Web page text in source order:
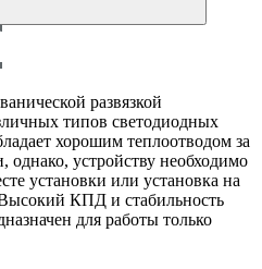
развязкой
типов светодиодных
хорошим теплоотводом за
однако, устройству необходимо
установки или установка на
КПД и стабильность
для работы только